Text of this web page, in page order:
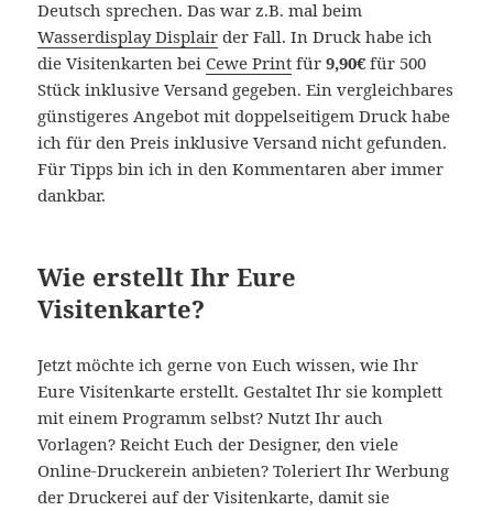
Deutsch sprechen. Das war z.B. mal beim
Wasserdisplay Displair der Fall. In Druck habe ich
die Visitenkarten bei Cewe Print für9,90€ für 500
Stück inklusive Versand gegeben. Ein vergleichbares
günstigeres Angebot mit doppelseitigem Druck habe
ich für den Preis inklusive Versand nicht gefunden.
Für Tipps bin ich in den Kommentaren aber immer
dankbar.
Wie erstellt Ihr Eure
Visitenkarte?
Jetzt möchte ich gerne von Euch wissen, wie Ihr
Eure Visitenkarte erstellt. Gestaltet Ihr sie komplett
mit einem Programm selbst? Nutzt Ihr auch
Vorlagen? Reicht Euch der Designer, den viele
Online-Druckerein anbieten? Toleriert Ihr Werbung
der Druckerei auf der Visitenkarte, damit sie